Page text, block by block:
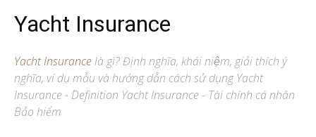
Yacht Insurance
Yacht Insurancelà gì? Định nghĩa, khái niệm, giải thích ý
nghĩa, ví dụ mẫu và hướng dẫn cách sử dụng Yacht
Insurance - Definition Yacht Insurance - Tài chính cá nhân
Bảo hiểm